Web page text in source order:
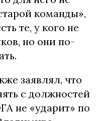
команды»,
те, у кого не
но они по-
заявлял, что
с должностей
не «ударит» по